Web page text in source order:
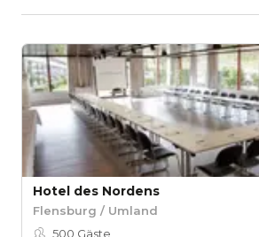
Hotel des Nordens
Flensburg / Umland
500 Gäste